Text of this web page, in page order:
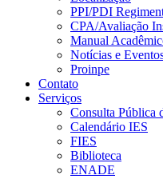
PPI/PDI
CPA/Avaliação
Manual
Notícias e
Proinpe
Contato
Serviços
Consulta Pública
Calendário IES
FIES
Biblioteca
ENADE